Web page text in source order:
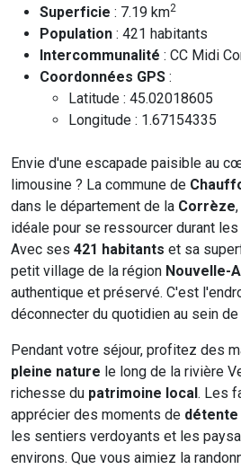
Superficie : 7.19 km2
Population : 421 habitants
Intercommunalité : CC Midi
Coordonnées GPS :
Latitude : 45.02018605
Longitude : 1.67154335
Envie d'une escapade paisible au
limousine ? La commune de
dans le département de la Corrèze
idéale pour se ressourcer durant les
Avec ses 421 habitants et sa
petit village de la région Nouvelle-
authentique et préservé. C'est
déconnecter du quotidien au sein de
Pendant votre séjour, profitez des
pleine nature le long de la rivière
richesse du patrimoine local. Les
apprécier des moments de détente
les sentiers verdoyants et les
environs. Que vous aimiez la